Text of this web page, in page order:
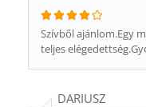
Szívből ajánlom.Egy
teljes
DARIUSZ